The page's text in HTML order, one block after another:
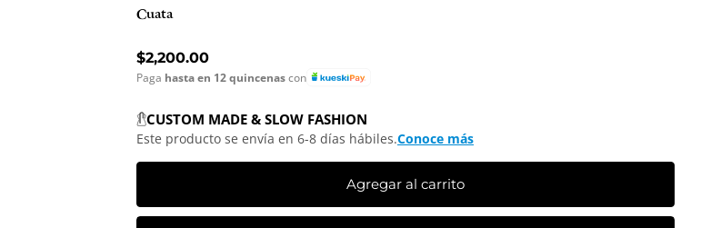
Cuata
Precio normal
$2,200.00
Paga hasta en 12 quincenascon
CUSTOM MADE & SLOW FASHION
Este producto se envía en 6-8 días hábiles.Conoce más
Agregar al carrito